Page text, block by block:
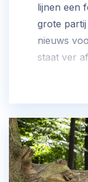
lijnen een
grote
nieuws
staat ver